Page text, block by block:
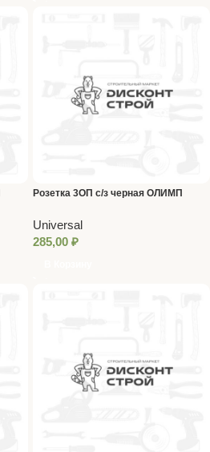
Розетка 3ОП с/з черная ОЛИМП
Universal
285,00 ₽